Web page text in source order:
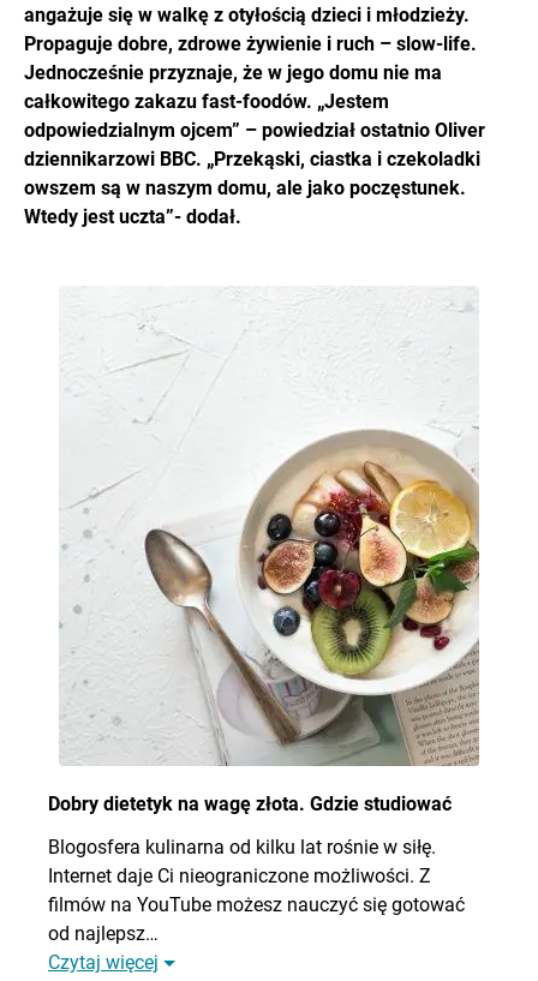
angażuje się w walkę z otyłością dzieci i młodzieży.
Propaguje dobre, zdrowe żywienie i ruch – slow-life.
Jednocześnie przyznaje, że w jego domu nie ma
całkowitego zakazu fast-foodów. „Jestem
odpowiedzialnym ojcem” – powiedział ostatnio Oliver
dziennikarzowi BBC. „Przekąski, ciastka i czekoladki
owszem są w naszym domu, ale jako poczęstunek.
Wtedy jest uczta”- dodał.
Dobry dietetyk na wagę złota. Gdzie studiować
Blogosfera kulinarna od kilku lat rośnie w siłę.
Internet daje Ci nieograniczone możliwości. Z
filmów na YouTube możesz nauczyć się gotować
od najlepsz…
Czytaj więcej